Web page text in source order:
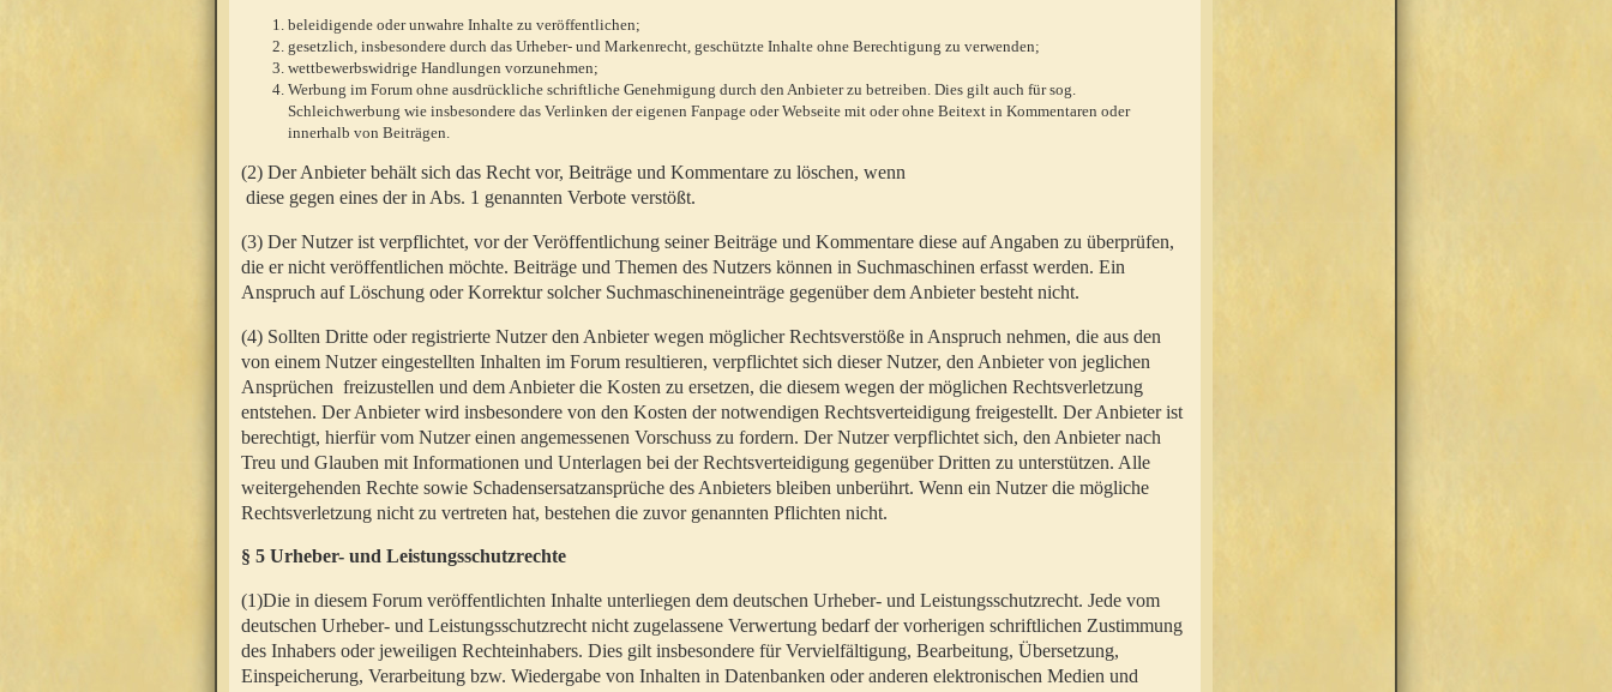
beleidigende oder unwahre Inhalte zu veröffentlichen;
gesetzlich, insbesondere durch das Urheber- und Markenrecht, geschützte Inhalte ohne Berechtigung zu verwenden;
wettbewerbswidrige Handlungen vorzunehmen;
Werbung im Forum ohne ausdrückliche schriftliche Genehmigung durch den Anbieter zu betreiben. Dies gilt auch für sog.
Schleichwerbung wie insbesondere das Verlinken der eigenen Fanpage oder Webseite mit oder ohne Beitext in Kommentaren oder
innerhalb von Beiträgen.
(2) Der Anbieter behält sich das Recht vor, Beiträge und Kommentare zu löschen, wenn
diese gegen eines der in Abs. 1 genannten Verbote verstößt.
(3) Der Nutzer ist verpflichtet, vor der Veröffentlichung seiner Beiträge und Kommentare diese auf Angaben zu überprüfen,
die er nicht veröffentlichen möchte. Beiträge und Themen des Nutzers können in Suchmaschinen erfasst werden. Ein
Anspruch auf Löschung oder Korrektur solcher Suchmaschineneinträge gegenüber dem Anbieter besteht nicht.
(4) Sollten Dritte oder registrierte Nutzer den Anbieter wegen möglicher Rechtsverstöße in Anspruch nehmen, die aus den
von einem Nutzer eingestellten Inhalten im Forum resultieren, verpflichtet sich dieser Nutzer, den Anbieter von jeglichen
Ansprüchen freizustellen und dem Anbieter die Kosten zu ersetzen, die diesem wegen der möglichen Rechtsverletzung
entstehen. Der Anbieter wird insbesondere von den Kosten der notwendigen Rechtsverteidigung freigestellt. Der Anbieter ist
berechtigt, hierfür vom Nutzer einen angemessenen Vorschuss zu fordern. Der Nutzer verpflichtet sich, den Anbieter nach
Treu und Glauben mit Informationen und Unterlagen bei der Rechtsverteidigung gegenüber Dritten zu unterstützen. Alle
weitergehenden Rechte sowie Schadensersatzansprüche des Anbieters bleiben unberührt. Wenn ein Nutzer die mögliche
Rechtsverletzung nicht zu vertreten hat, bestehen die zuvor genannten Pflichten nicht.
§ 5 Urheber- und Leistungsschutzrechte
(1)Die in diesem Forum veröffentlichten Inhalte unterliegen dem deutschen Urheber- und Leistungsschutzrecht. Jede vom
deutschen Urheber- und Leistungsschutzrecht nicht zugelassene Verwertung bedarf der vorherigen schriftlichen Zustimmung
des Inhabers oder jeweiligen Rechteinhabers. Dies gilt insbesondere für Vervielfältigung, Bearbeitung, Übersetzung,
Einspeicherung, Verarbeitung bzw. Wiedergabe von Inhalten in Datenbanken oder anderen elektronischen Medien und